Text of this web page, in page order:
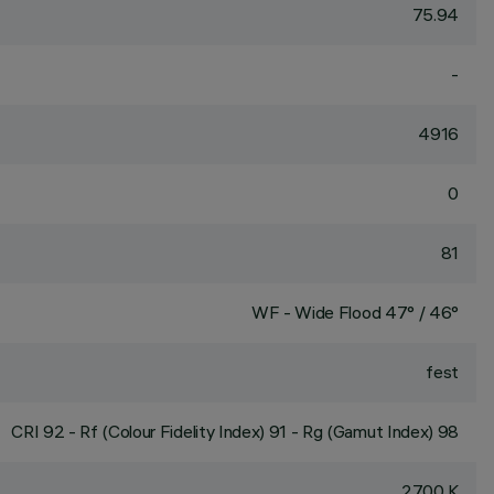
75.94
-
4916
0
81
WF - Wide Flood 47° / 46°
fest
CRI 92 - Rf (Colour Fidelity Index) 91 - Rg (Gamut Index) 98